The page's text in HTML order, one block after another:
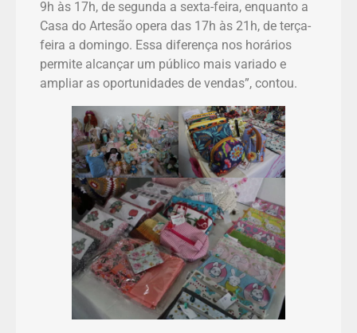
9h às 17h, de segunda a sexta-feira, enquanto a
Casa do Artesão opera das 17h às 21h, de terça-
feira a domingo. Essa diferença nos horários
permite alcançar um público mais variado e
ampliar as oportunidades de vendas”, contou.